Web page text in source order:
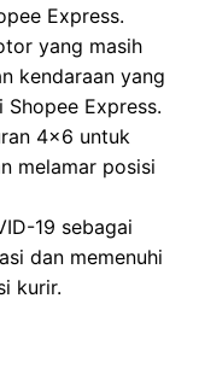
Express.
yang masih
kendaraan yang
Express.
4×6 untuk
melamar posisi
19 sebagai
dan memenuhi
kurir.